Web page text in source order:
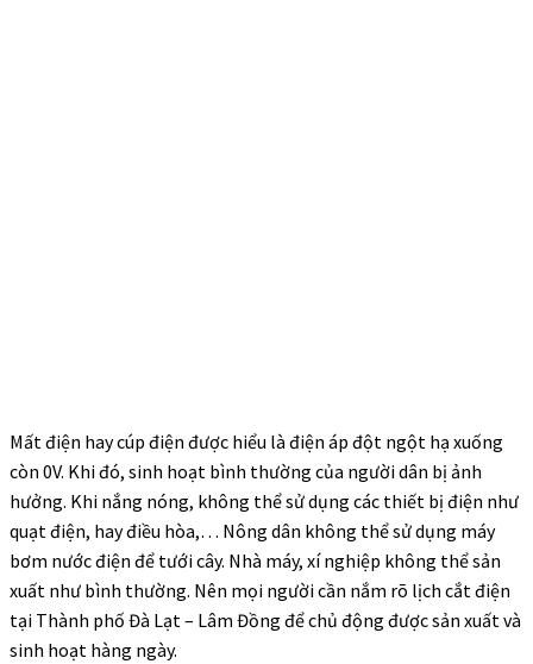
Mất điện hay cúp điện được hiểu là điện áp đột ngột hạ xuống
còn 0V. Khi đó, sinh hoạt bình thường của người dân bị ảnh
hưởng. Khi nắng nóng, không thể sử dụng các thiết bị điện như
quạt điện, hay điều hòa,… Nông dân không thể sử dụng máy
bơm nước điện để tưới cây. Nhà máy, xí nghiệp không thể sản
xuất như bình thường. Nên mọi người cần nắm rõ lịch cắt điện
tại Thành phố Đà Lạt – Lâm Đồng để chủ động được sản xuất và
sinh hoạt hàng ngày.